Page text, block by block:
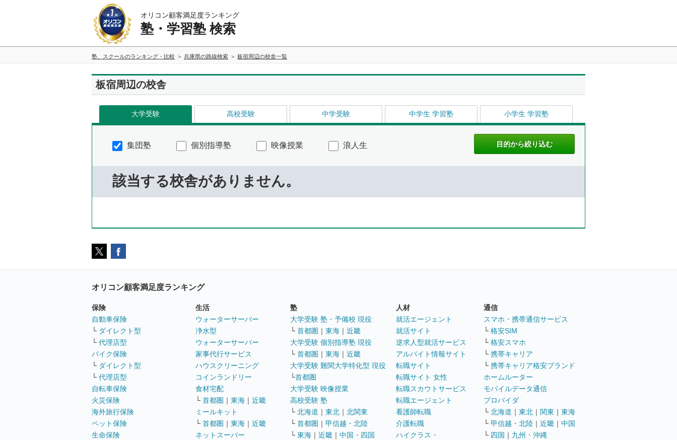
オリコン顧客満足度ランキング
塾・学習塾 検索
塾、スクールのランキング・比較 兵庫県の路線検索 板宿周辺の校舎一覧
板宿周辺の校舎
大学受験 高校受験 中学受験 中学生 学習塾 小学生 学習塾
集団塾 個別指導塾 映像授業 浪人生
該当する校舎がありません。
オリコン顧客満足度ランキング
保険
自動車保険
└ ダイレクト型
└ 代理店型
バイク保険
└ ダイレクト型
└ 代理店型
自転車保険
火災保険
海外旅行保険
ペット保険
生命保険
生活
ウォーターサーバー
浄水型
ウォーターサーバー
家事代行サービス
ハウスクリーニング
コインランドリー
食材宅配
└ 首都圏 ｜ 東海 ｜ 近畿
ミールキット
└ 首都圏 ｜ 東海 ｜ 近畿
ネットスーパー
塾
大学受験 塾・予備校 現役
└ 首都圏 ｜ 東海 ｜ 近畿
大学受験 個別指導塾 現役
└ 首都圏 ｜ 東海 ｜ 近畿
大学受験 難関大学特化型 現役
└首都圏
大学受験 映像授業
高校受験 塾
└ 北海道 ｜ 東北 ｜ 北関東
└ 首都圏 ｜ 甲信越・北陸
└ 東海 ｜ 近畿 ｜ 中国・四国
人材
就活エージェント
就活サイト
逆求人型就活サービス
アルバイト情報サイト
転職サイト
転職サイト 女性
転職スカウトサービス
転職エージェント
看護師転職
介護転職
ハイクラス・
通信
スマホ・携帯通信サービス
└ 格安SIM
└ 格安スマホ
└ 携帯キャリア
└ 携帯キャリア格安ブランド
ホームルーター
モバイルデータ通信
プロバイダ
└ 北海道 ｜ 東北 ｜ 関東 ｜ 東海
└ 甲信越・北陸 ｜ 近畿 ｜ 中国
└ 四国 ｜ 九州・沖縄